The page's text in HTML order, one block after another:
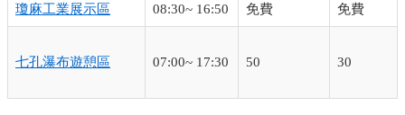
瓊麻工業展示區 08:30~ 16:50 免費 免費
七孔瀑布遊憩區 07:00~ 17:30 50 30